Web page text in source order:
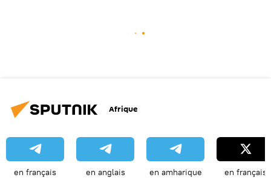
Afrique
en français en anglais en amharique en français